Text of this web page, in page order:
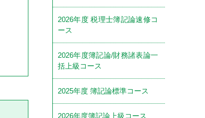
2026年度 税理士簿記論速修コ
ース
2026年度簿記論/財務諸表論一
括上級コース
2025年度 簿記論標準コース
2026年度簿記論上級コース